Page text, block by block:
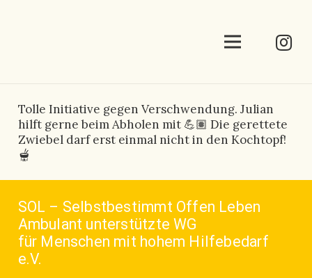
Tolle Initiative gegen Verschwendung. Julian
hilft gerne beim Abholen mit 💪🏽 Die gerettete
Zwiebel darf erst einmal nicht in den Kochtopf!
🫕
SOL – Selbstbestimmt Offen Leben
Ambulant unterstützte WG
für Menschen mit hohem Hilfebedarf
e.V.